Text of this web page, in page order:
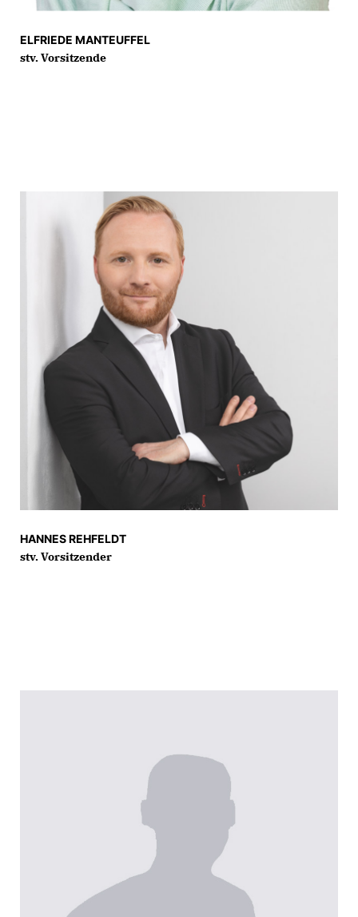
ELFRIEDE MANTEUFFEL
stv. Vorsitzende
HANNES REHFELDT
stv. Vorsitzender